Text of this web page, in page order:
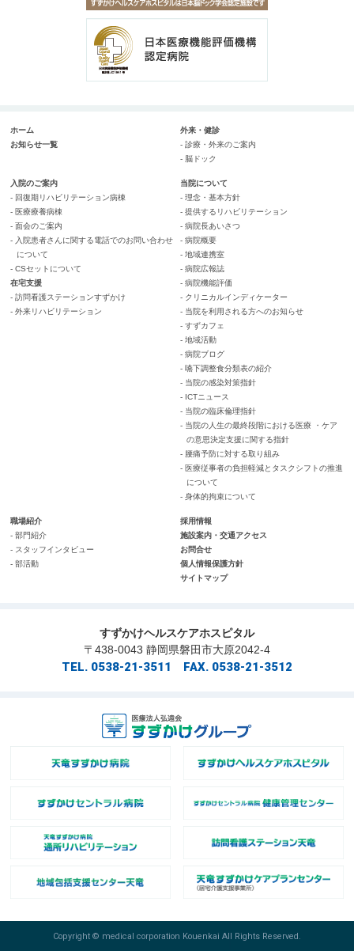
ホーム
お知らせ一覧
外来・健診
- 診療・外来のご案内
- 脳ドック
入院のご案内
- 回復期リハビリテーション病棟
- 医療療養病棟
- 面会のご案内
- 入院患者さんに関する電話でのお問い合わせ
について
- CSセットについて
在宅支援
- 訪問看護ステーションすずかけ
- 外来リハビリテーション
当院について
- 理念・基本方針
- 提供するリハビリテーション
- 病院長あいさつ
- 病院概要
- 地域連携室
- 病院広報誌
- 病院機能評価
- クリニカルインディケーター
- 当院を利用される方へのお知らせ
- すずカフェ
- 地域活動
- 病院ブログ
- 嚥下調整食分類表の紹介
- 当院の感染対策指針
- ICTニュース
- 当院の臨床倫理指針
- 当院の人生の最終段階における医療 ・ケア
の意思決定支援に関する指針
- 腰痛予防に対する取り組み
- 医療従事者の負担軽減とタスクシフトの推進
について
- 身体的拘束について
職場紹介
- 部門紹介
- スタッフインタビュー
- 部活動
採用情報
施設案内・交通アクセス
お問合せ
個人情報保護方針
サイトマップ
すずかけヘルスケアホスピタル
〒438-0043 静岡県磐田市大原2042-4
TEL. 0538-21-3511 FAX. 0538-21-3512
Copyright © medical corporation Kouenkai All Rights Reserved.